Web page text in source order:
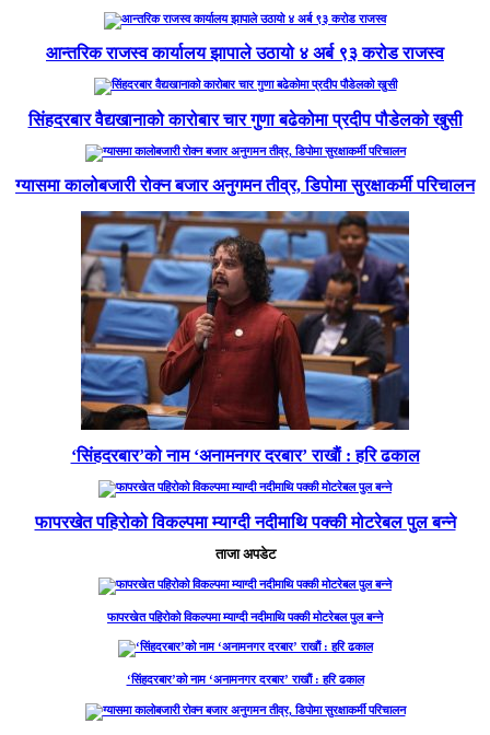
आन्तरिक राजस्व कार्यालय झापाले उठायो ४ अर्ब ९३ करोड राजस्व
सिंहदरबार वैद्यखानाको कारोबार चार गुणा बढेकोमा प्रदीप पौडेलको खुसी
ग्यासमा कालोबजारी रोक्न बजार अनुगमन तीव्र, डिपोमा सुरक्षाकर्मी परिचालन
‘सिंहदरबार’को नाम ‘अनामनगर दरबार’ राखाैं : हरि ढकाल
फापरखेत पहिरोको विकल्पमा म्याग्दी नदीमाथि पक्की मोटरेबल पुल बन्ने
ताजा अपडेट
फापरखेत पहिरोको विकल्पमा म्याग्दी नदीमाथि पक्की मोटरेबल पुल बन्ने
‘सिंहदरबार’को नाम ‘अनामनगर दरबार’ राखाैं : हरि ढकाल